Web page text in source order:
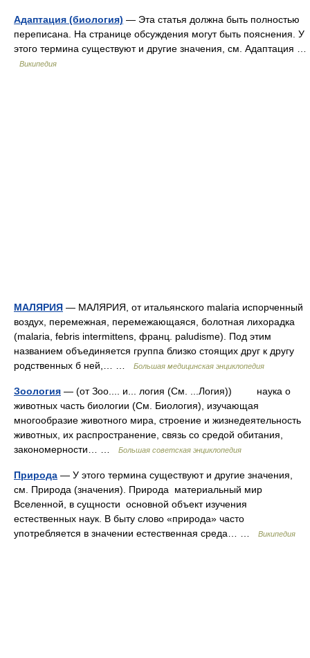
Адаптация (биология) — Эта статья должна быть полностью
переписана. На странице обсуждения могут быть пояснения. У
этого термина существуют и другие значения, см. Адаптация …
Википедия
МАЛЯРИЯ — МАЛЯРИЯ, от итальянского malaria испорченный
воздух, перемежная, перемежающаяся, болотная лихорадка
(malaria, febris intermittens, франц. paludisme). Под этим
названием объединяется группа близко стоящих друг к другу
родственных б ней,… …
Большая медицинская энциклопедия
Зоология — (от Зоо.... и... логия (См. ...Логия)) наука о
животных часть биологии (См. Биология), изучающая
многообразие животного мира, строение и жизнедеятельность
животных, их распространение, связь со средой обитания,
закономерности… …
Большая советская энциклопедия
Природа — У этого термина существуют и другие значения,
см. Природа (значения). Природа материальный мир
Вселенной, в сущности основной объект изучения
естественных наук. В быту слово «природа» часто
употребляется в значении естественная среда… …
Википедия